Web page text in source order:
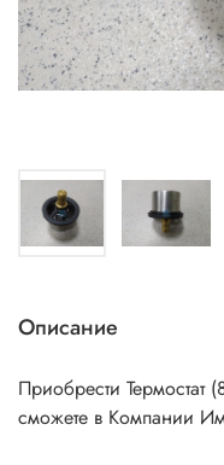
Описание
Приобрести
сможете в Компании